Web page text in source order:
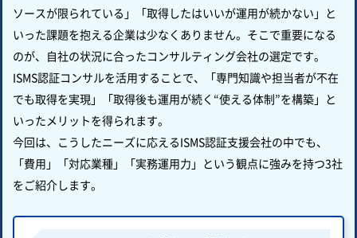
ソースが限られている」「取得したはいいが運用が続かない」と
いった課題を抱える企業は少なくありません。そこで重要になる
のが、自社の状況に合ったコンサルティング会社の選定です。
ISMS認証コンサルを活用することで、「専門知識や担当者が不在
でも取得を実現」「取得後も運用が続く“使える体制”を構築」と
いったメリットを得られます。
今回は、こうしたニーズに応えるISMS認証支援会社の中でも、
「費用」「対応業種」「実務運用力」という観点に強みを持つ3社
をご紹介します。